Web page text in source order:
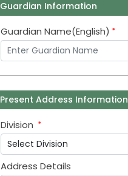
Guardian Information
Guardian Name(English)
Present Address Information
Division
Address Details